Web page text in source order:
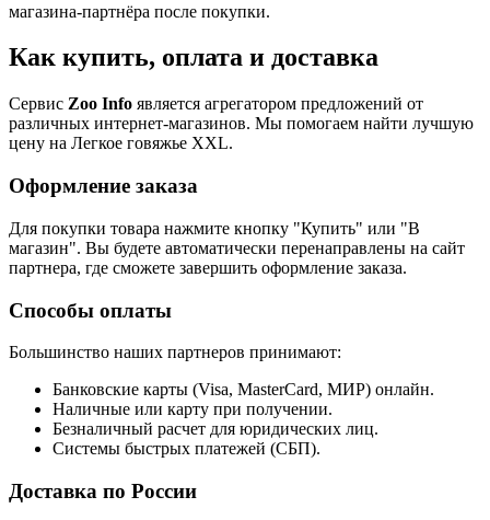
магазина-партнёра после покупки.
Как купить, оплата и доставка
Сервис Zoo Info является агрегатором предложений от
различных интернет-магазинов. Мы помогаем найти лучшую
цену на Легкое говяжье XXL.
Оформление заказа
Для покупки товара нажмите кнопку "Купить" или "В
магазин". Вы будете автоматически перенаправлены на сайт
партнера, где сможете завершить оформление заказа.
Способы оплаты
Большинство наших партнеров принимают:
Банковские карты (Visa, MasterCard, МИР) онлайн.
Наличные или карту при получении.
Безналичный расчет для юридических лиц.
Системы быстрых платежей (СБП).
Доставка по России